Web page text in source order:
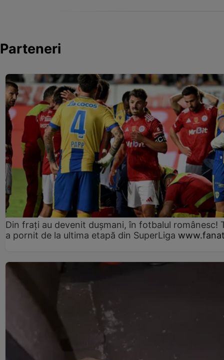
Parteneri
Din frați au devenit dușmani, în fotbalul românesc!
a pornit de la ultima etapă din SuperLiga